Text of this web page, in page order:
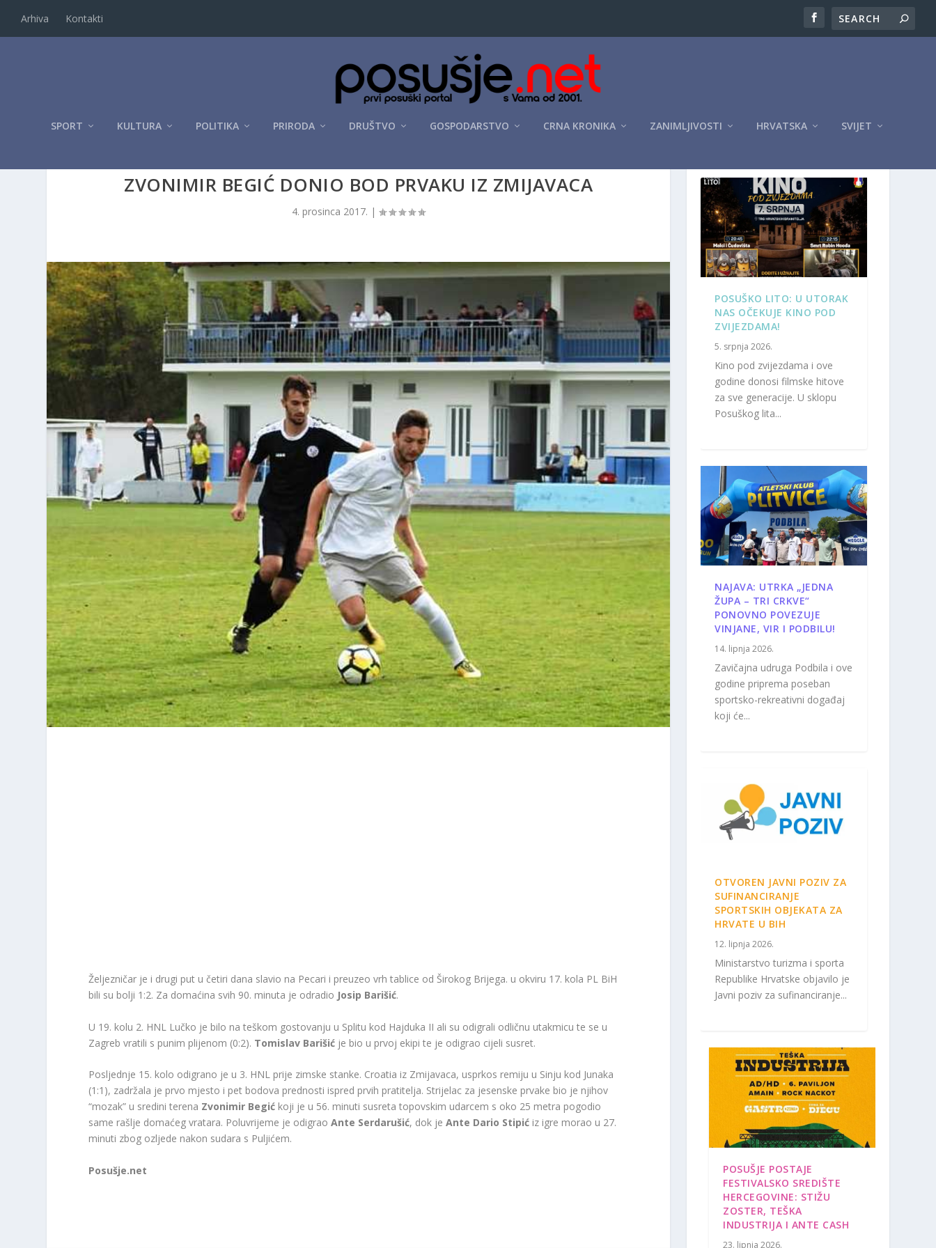
Arhiva Kontakti
SPORT KULTURA POLITIKA PRIRODA DRUŠTVO GOSPODARSTVO CRNA KRONIKA ZANIMLJIVOSTI HRVATSKA SVIJET
ZVONIMIR BEGIĆ DONIO BOD PRVAKU IZ ZMIJAVACA
4. prosinca 2017. |
Željezničar je i drugi put u četiri dana slavio na Pecari i preuzeo vrh tablice od Širokog Brijega. u okviru 17. kola PL BiH
bili su bolji 1:2. Za domaćina svih 90. minuta je odradio Josip Barišić.
U 19. kolu 2. HNL Lučko je bilo na teškom gostovanju u Splitu kod Hajduka II ali su odigrali odličnu utakmicu te se u
Zagreb vratili s punim plijenom (0:2). Tomislav Barišić je bio u prvoj ekipi te je odigrao cijeli susret.
Posljednje 15. kolo odigrano je u 3. HNL prije zimske stanke. Croatia iz Zmijavaca, usprkos remiju u Sinju kod Junaka
(1:1), zadržala je prvo mjesto i pet bodova prednosti ispred prvih pratitelja. Strijelac za jesenske prvake bio je njihov
“mozak” u sredini terena Zvonimir Begić koji je u 56. minuti susreta topovskim udarcem s oko 25 metra pogodio
same rašlje domaćeg vratara. Poluvrijeme je odigraoAnte Serdarušić, dok jeAnte Dario Stipić iz igre morao u 27.
minuti zbog ozljede nakon sudara s Puljićem.
Posušje.net
POSUŠKO LITO: U UTORAK
NAS OČEKUJE KINO POD
ZVIJEZDAMA!
5. srpnja 2026.
Kino pod zvijezdama i ove
godine donosi filmske hitove
za sve generacije. U sklopu
Posuškog lita...
NAJAVA: UTRKA „JEDNA
ŽUPA – TRI CRKVE“
PONOVNO POVEZUJE
VINJANE, VIR I PODBILU!
14. lipnja 2026.
Zavičajna udruga Podbila i ove
godine priprema poseban
sportsko-rekreativni događaj
koji će...
OTVOREN JAVNI POZIV ZA
SUFINANCIRANJE
SPORTSKIH OBJEKATA ZA
HRVATE U BIH
12. lipnja 2026.
Ministarstvo turizma i sporta
Republike Hrvatske objavilo je
Javni poziv za sufinanciranje...
POSUŠJE POSTAJE
FESTIVALSKO SREDIŠTE
HERCEGOVINE: STIŽU
ZOSTER, TEŠKA
INDUSTRIJA I ANTE CASH
23. lipnja 2026.